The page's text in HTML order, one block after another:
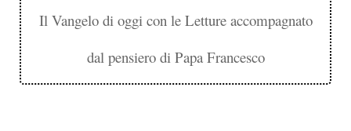
Il Vangelo di oggi con le Letture accompagnato
dal pensiero di Papa Francesco